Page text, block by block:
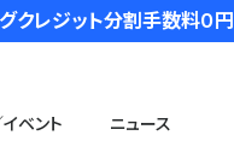
クレジット分割手数料０円
ベント ニュース